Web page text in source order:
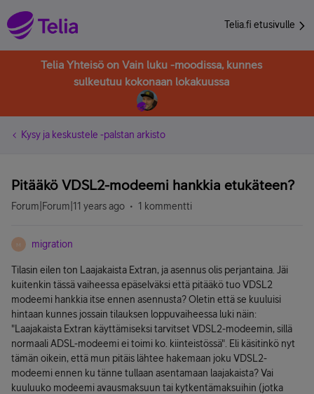
Telia.fi etusivulle
Telia Yhteisö on Vain luku -moodissa, kunnes
sulkeutuu kokonaan lokakuussa
Kysy ja keskustele -palstan arkisto
Pitääkö VDSL2-modeemi hankkia etukäteen?
Forum|Forum|11 years ago 1 kommentti
M migration
Tilasin eilen ton Laajakaista Extran, ja asennus olis perjantaina. Jäi
kuitenkin tässä vaiheessa epäselväksi että pitääkö tuo VDSL2
modeemi hankkia itse ennen asennusta? Oletin että se kuuluisi
hintaan kunnes jossain tilauksen loppuvaiheessa luki näin:
"Laajakaista Extran käyttämiseksi tarvitset VDSL2-modeemin, sillä
normaali ADSL-modeemi ei toimi ko. kiinteistössä". Eli käsitinkö nyt
tämän oikein, että mun pitäis lähtee hakemaan joku VDSL2-
modeemi ennen ku tänne tullaan asentamaan laajakaista? Vai
kuuluuko modeemi avausmaksuun tai kytkentämaksuihin (jotka